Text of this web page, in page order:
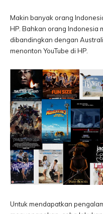
Makin banyak orang
HP. Bahkan orang Indonesia
dibandingkan dengan
menonton YouTube di HP.
Untuk mendapatkan